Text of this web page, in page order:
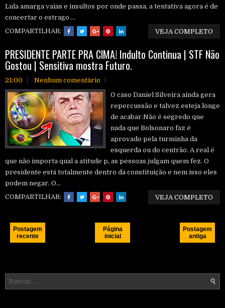
Lula amarga vaias e insultos por onde passa, a tentativa agora é de
concertar o estrago ...
COMPARTILHAR:
VEJA COMPLETO
PRESIDENTE PARTE PRA ClMA! Indulto Continua | STF Não
Gostou | Sensitiva mostra Futuro.
21:00
Nenhum comentário
O caso Daniel Silveira ainda gera
repercussão e talvez esteja longe
de acabar.Não é segredo que
nada que Bolsonaro faz é
aprovado pela turminha da
esquerda ou do centrão. A real é
que não importa qual a atitude p, as pessoas julgam quem fez. O
presidente está totalmente dentro da constituição e nem isso eles
podem negar. O...
COMPARTILHAR:
VEJA COMPLETO
Postagem
recente
Postagem
antiga
Página
inicial